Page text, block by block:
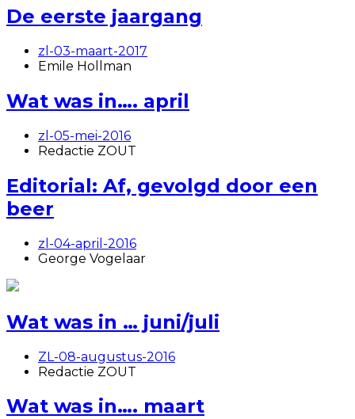
De eerste jaargang
zl-03-maart-2017
Emile Hollman
Wat was in…. april
zl-05-mei-2016
Redactie ZOUT
Editorial: Af, gevolgd door een
beer
zl-04-april-2016
George Vogelaar
Wat was in … juni/juli
ZL-08-augustus-2016
Redactie ZOUT
Wat was in…. maart